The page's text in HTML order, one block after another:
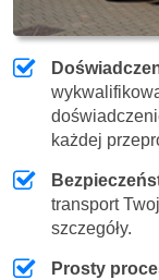
każdej
transport
szczegóły.
Prosty